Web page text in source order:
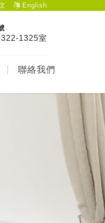
English
1325室
聯絡我們